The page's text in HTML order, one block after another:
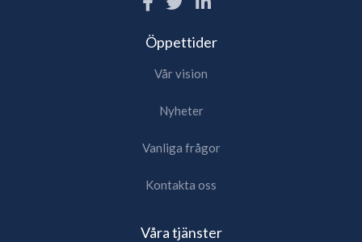
Öppettider
Vår vision
Nyheter
Vanliga frågor
Kontakta oss
Våra tjänster